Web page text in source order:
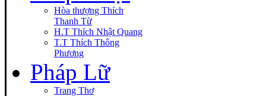
Hòa thượng Thích
Thanh Từ
H.T Thích Nhật Quang
T.T Thích Thông
Phương
Pháp Lữ
Trang Thơ